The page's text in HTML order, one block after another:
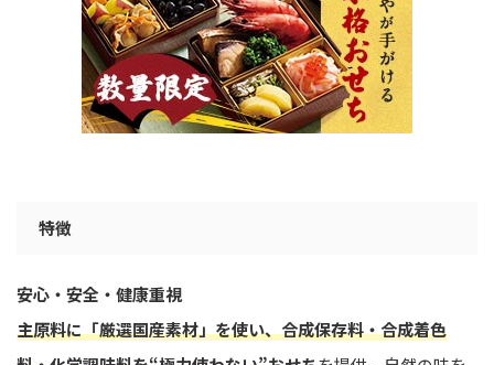
特徴
安心・安全・健康重視
主原料に「厳選国産素材」を使い、合成保存料・合成着色